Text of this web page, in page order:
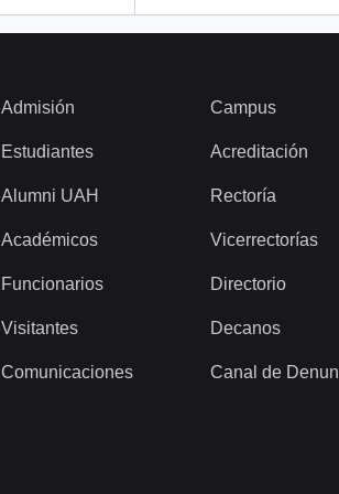
Admisión
Estudiantes
Alumni UAH
Académicos
Funcionarios
Visitantes
Comunicaciones
Campus
Acreditación
Rectoría
Vicerrectorías
Directorio
Decanos
Canal de